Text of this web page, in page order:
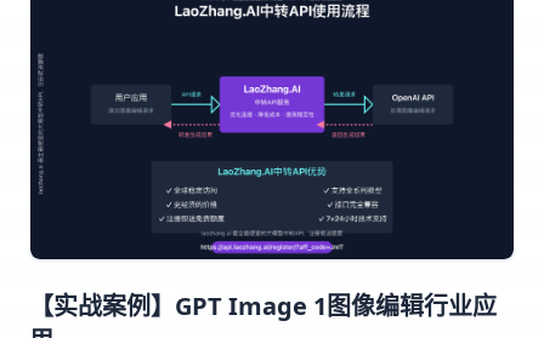
【实战案例】GPT Image 1图像编辑行业应